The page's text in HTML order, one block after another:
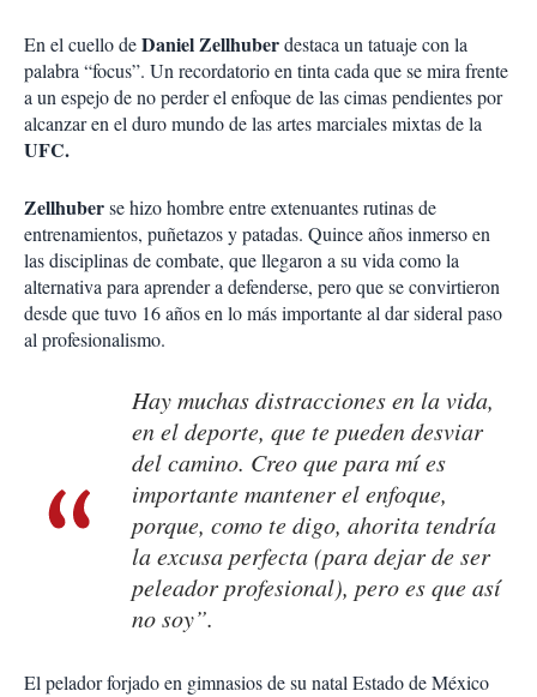
En el cuello deDaniel Zellhuberdestaca un tatuaje con la
palabra “focus”. Un recordatorio en tinta cada que se mira frente
a un espejo de no perder el enfoque de las cimas pendientes por
alcanzar en el duro mundo de las artes marciales mixtas de la
UFC.
Zellhuberse hizo hombre entre extenuantes rutinas de
entrenamientos, puñetazos y patadas. Quince años inmerso en
las disciplinas de combate, que llegaron a su vida como la
alternativa para aprender a defenderse, pero que se convirtieron
desde que tuvo 16 años en lo más importante al dar sideral paso
al profesionalismo.
Hay muchas distracciones en la vida,
en el deporte, que te pueden desviar
del camino. Creo que para mí es
importante mantener el enfoque,
porque, como te digo, ahorita tendría
la excusa perfecta (para dejar de ser
peleador profesional), pero es que así
no soy”.
El pelador forjado en gimnasios de su natal Estado de México